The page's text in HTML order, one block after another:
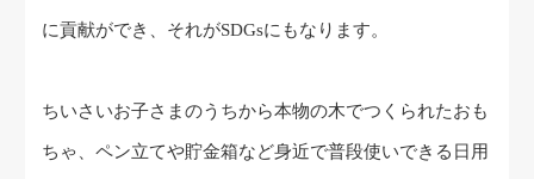
に貢献ができ、それがSDGsにもなります。
ちいさいお子さまのうちから本物の木でつくられたおも
ちゃ、ペン立てや貯金箱など身近で普段使いできる日用